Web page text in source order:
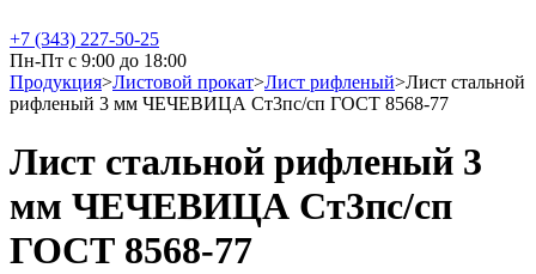
+7 (343) 227-50-25
Пн-Пт с 9:00 до 18:00
Продукция>Листовой прокат>Лист рифленый>Лист стальной
рифленый 3 мм ЧЕЧЕВИЦА Ст3пс/сп ГОСТ 8568-77
Лист стальной рифленый 3
мм ЧЕЧЕВИЦА Ст3пс/сп
ГОСТ 8568-77